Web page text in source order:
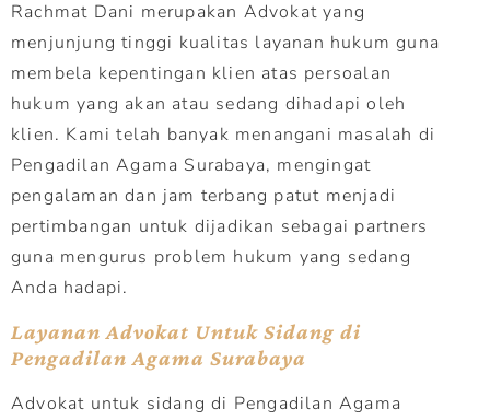
Rachmat Dani merupakan Advokat yang
menjunjung tinggi kualitas layanan hukum guna
membela kepentingan klien atas persoalan
hukum yang akan atau sedang dihadapi oleh
klien. Kami telah banyak menangani masalah di
Pengadilan Agama Surabaya, mengingat
pengalaman dan jam terbang patut menjadi
pertimbangan untuk dijadikan sebagai partners
guna mengurus problem hukum yang sedang
Anda hadapi.
Layanan Advokat Untuk Sidang di
Pengadilan Agama Surabaya
Advokat untuk sidang di Pengadilan Agama